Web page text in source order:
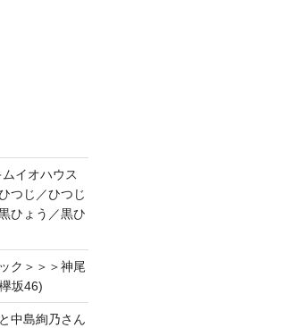
イオハウス
つじ／ひつじ
ひょう／黒ひ
ク＞＞＞神尾
坂46)
中島絢乃さん